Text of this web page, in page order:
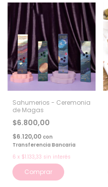
Sahumerios - Ceremonia
de Magas
$6.800,00
$6.120,00 con
Transferencia Bancaria
6 x $1.133,33 sin interés
Comprar